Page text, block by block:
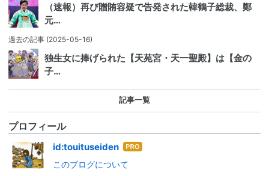
（速報）再び贈賄容疑で告発された韓鶴子総裁、鄭
元…
過去の記事 (2025-05-16)
独生女に捧げられた【天苑宮・天一聖殿】は【金の
子…
記事一覧
プロフィール
id:touituseiden はて
ログ
このブログについて